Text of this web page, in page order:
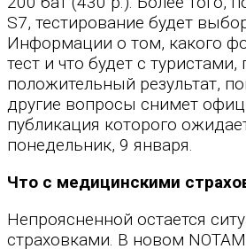
S7, тестирование будет
Информации о том, какого
тест и что будет с
положительный результат,
другие вопросы снимет
публикация которого
понедельник, 9 января.
Что с медицинскими
Непроясненной остается
страховками. В новом